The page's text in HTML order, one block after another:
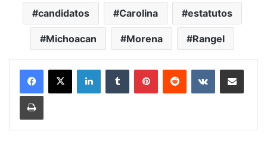
candidatos Carolina estatutos
Michoacan Morena Rangel
LinkedInTumblr PinterestReddit VKontakteCompartir por
Imprimir